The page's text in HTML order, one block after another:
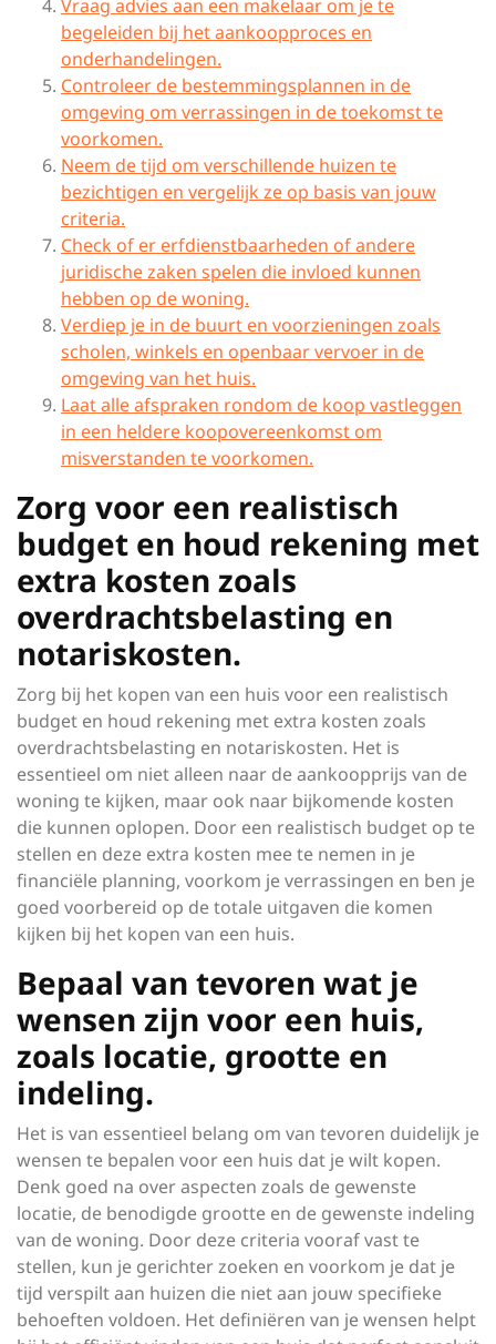
Vraag advies aan een makelaar om je te
begeleiden bij het aankoopproces en
onderhandelingen.
Controleer de bestemmingsplannen in de
omgeving om verrassingen in de toekomst te
voorkomen.
Neem de tijd om verschillende huizen te
bezichtigen en vergelijk ze op basis van jouw
criteria.
Check of er erfdienstbaarheden of andere
juridische zaken spelen die invloed kunnen
hebben op de woning.
Verdiep je in de buurt en voorzieningen zoals
scholen, winkels en openbaar vervoer in de
omgeving van het huis.
Laat alle afspraken rondom de koop vastleggen
in een heldere koopovereenkomst om
misverstanden te voorkomen.
Zorg voor een realistisch
budget en houd rekening met
extra kosten zoals
overdrachtsbelasting en
notariskosten.
Zorg bij het kopen van een huis voor een realistisch
budget en houd rekening met extra kosten zoals
overdrachtsbelasting en notariskosten. Het is
essentieel om niet alleen naar de aankoopprijs van de
woning te kijken, maar ook naar bijkomende kosten
die kunnen oplopen. Door een realistisch budget op te
stellen en deze extra kosten mee te nemen in je
financiële planning, voorkom je verrassingen en ben je
goed voorbereid op de totale uitgaven die komen
kijken bij het kopen van een huis.
Bepaal van tevoren wat je
wensen zijn voor een huis,
zoals locatie, grootte en
indeling.
Het is van essentieel belang om van tevoren duidelijk je
wensen te bepalen voor een huis dat je wilt kopen.
Denk goed na over aspecten zoals de gewenste
locatie, de benodigde grootte en de gewenste indeling
van de woning. Door deze criteria vooraf vast te
stellen, kun je gerichter zoeken en voorkom je dat je
tijd verspilt aan huizen die niet aan jouw specifieke
behoeften voldoen. Het definiëren van je wensen helpt